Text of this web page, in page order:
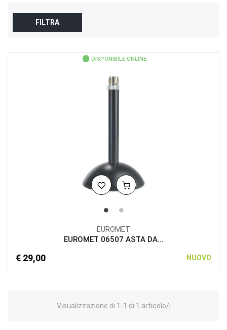
FILTRA
DISPONIBILE ONLINE
EUROMET
EUROMET 06507 ASTA DA...
€ 29,00 NUOVO
Visualizzazione di 1-1 di 1 articolo/i